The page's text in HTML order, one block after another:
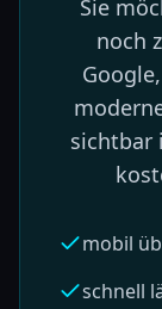
Sie
noch
sichtbar
mobil
schnell